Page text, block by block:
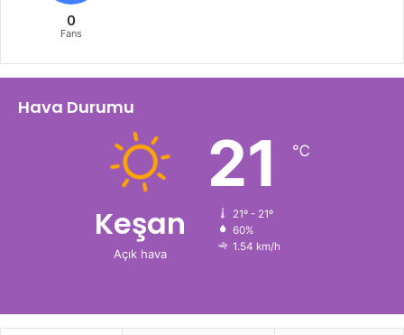
0
Fans
Hava Durumu
Keşan
Açık hava
21 ℃
21º - 21º
60%
1.54 km/h